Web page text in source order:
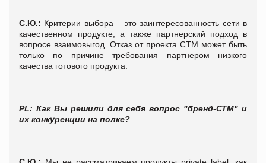
С.Ю.: Критерии выбора – это заинтересованность сети в
качественном продукте, а также партнерский подход в
вопросе взаимовыгод. Отказ от проекта СТМ может быть
только по причине требования партнером низкого
качества готового продукта.
PL: Как Вы решили для себя вопрос "бренд-СТМ" и
их конкуренции на полке?